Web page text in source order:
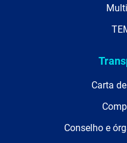
Carta
Conselho e